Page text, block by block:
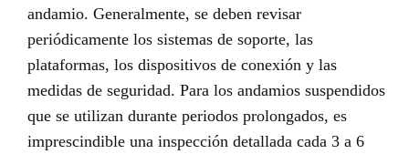
andamio. Generalmente, se deben revisar
periódicamente los sistemas de soporte, las
plataformas, los dispositivos de conexión y las
medidas de seguridad. Para los andamios suspendidos
que se utilizan durante periodos prolongados, es
imprescindible una inspección detallada cada 3 a 6